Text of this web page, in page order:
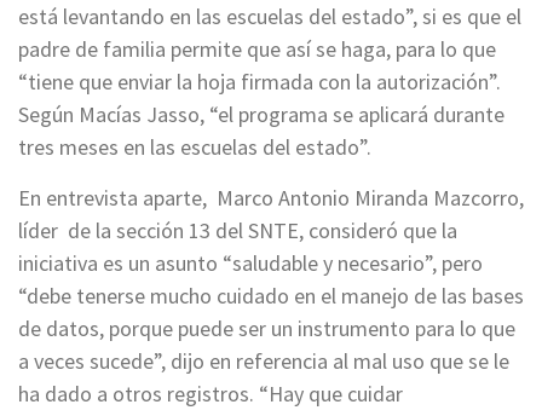
está levantando en las escuelas del estado”, si es que el
padre de familia permite que así se haga, para lo que
“tiene que enviar la hoja firmada con la autorización”.
Según Macías Jasso, “el programa se aplicará durante
tres meses en las escuelas del estado”.
En entrevista aparte, Marco Antonio Miranda Mazcorro,
líder de la sección 13 del SNTE, consideró que la
iniciativa es un asunto “saludable y necesario”, pero
“debe tenerse mucho cuidado en el manejo de las bases
de datos, porque puede ser un instrumento para lo que
a veces sucede”, dijo en referencia al mal uso que se le
ha dado a otros registros. “Hay que cuidar